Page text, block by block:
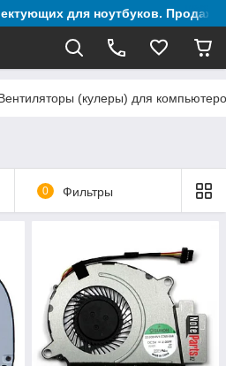
для ноутбуков. Продажа
(кулеры) для
0 Фильтры